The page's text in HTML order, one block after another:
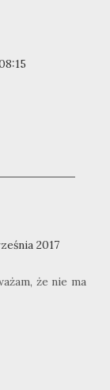
2017
że nie ma